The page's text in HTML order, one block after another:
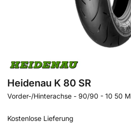
Heidenau K 80 SR
Vorder-/Hinterachse - 90/90 - 10 50 M
Kostenlose Lieferung